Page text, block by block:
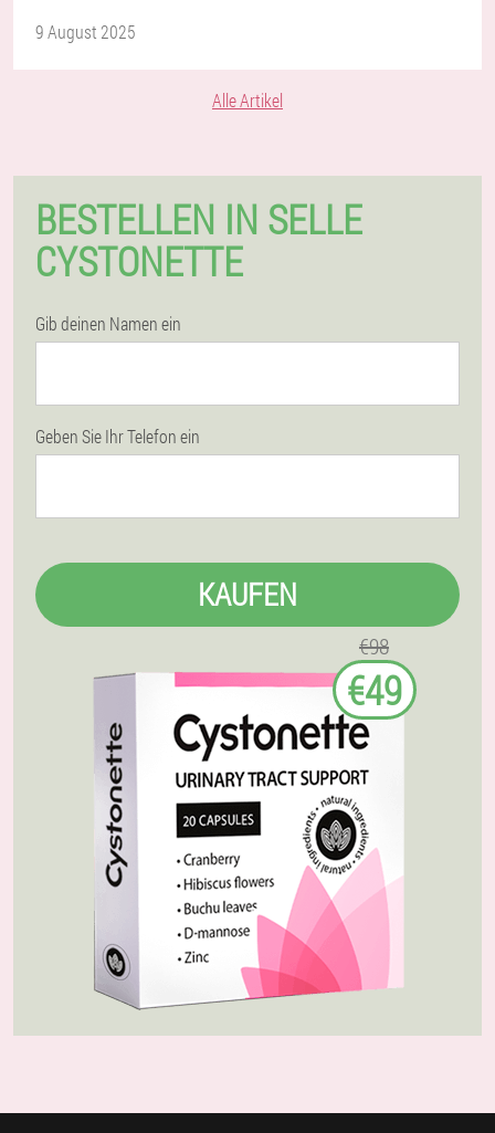
9 August 2025
Alle Artikel
BESTELLEN IN SELLE
CYSTONETTE
Gib deinen Namen ein
Geben Sie Ihr Telefon ein
KAUFEN
€98
€49